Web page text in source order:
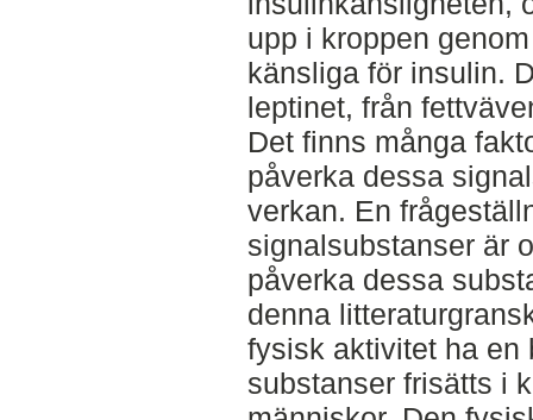
upp i kroppen
känsliga för insulin.
leptinet, från
Det finns många
påverka dessa
verkan. En
signalsubstanser är
påverka dessa
denna
fysisk aktivitet ha en
substanser frisätts i